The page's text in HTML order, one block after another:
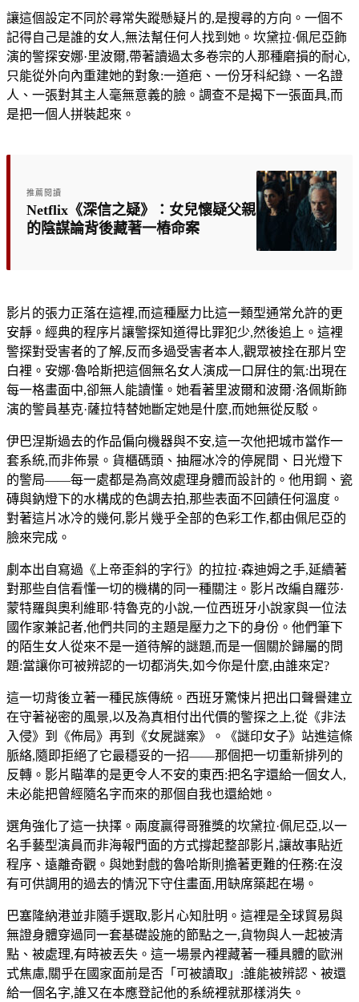
讓這個設定不同於尋常失蹤懸疑片的,是搜尋的方向。一個不
記得自己是誰的女人,無法幫任何人找到她。坎黛拉·佩尼亞飾
演的警探安娜·里波爾,帶著讀過太多卷宗的人那種磨損的耐心,
只能從外向內重建她的對象:一道疤、一份牙科紀錄、一名證
人、一張對其主人毫無意義的臉。調查不是揭下一張面具,而
是把一個人拼裝起來。
推薦閱讀
Netflix《深信之疑》：女兒懷疑父親
的陰謀論背後藏著一樁命案
影片的張力正落在這裡,而這種壓力比這一類型通常允許的更
安靜。經典的程序片讓警探知道得比罪犯少,然後追上。這裡
警探對受害者的了解,反而多過受害者本人,觀眾被拴在那片空
白裡。安娜·魯哈斯把這個無名女人演成一口屏住的氣:出現在
每一格畫面中,卻無人能讀懂。她看著里波爾和波爾·洛佩斯飾
演的警員基克·薩拉特替她斷定她是什麼,而她無從反駁。
伊巴涅斯過去的作品偏向機器與不安,這一次他把城市當作一
套系統,而非佈景。貨櫃碼頭、抽屜冰冷的停屍間、日光燈下
的警局——每一處都是為高效處理身體而設計的。他用鋼、瓷
磚與鈉燈下的水構成的色調去拍,那些表面不回饋任何溫度。
對著這片冰冷的幾何,影片幾乎全部的色彩工作,都由佩尼亞的
臉來完成。
劇本出自寫過《上帝歪斜的字行》的拉拉·森迪姆之手,延續著
對那些自信看懂一切的機構的同一種關注。影片改編自羅莎·
蒙特羅與奧利維耶·特魯克的小說,一位西班牙小說家與一位法
國作家兼記者,他們共同的主題是壓力之下的身份。他們筆下
的陌生女人從來不是一道待解的謎題,而是一個關於歸屬的問
題:當讓你可被辨認的一切都消失,如今你是什麼,由誰來定?
這一切背後立著一種民族傳統。西班牙驚悚片把出口聲譽建立
在守著祕密的風景,以及為真相付出代價的警探之上,從《非法
入侵》到《佈局》再到《女屍謎案》。《謎印女子》站進這條
脈絡,隨即拒絕了它最穩妥的一招——那個把一切重新排列的
反轉。影片瞄準的是更令人不安的東西:把名字還給一個女人,
未必能把曾經隨名字而來的那個自我也還給她。
選角強化了這一抉擇。兩度贏得哥雅獎的坎黛拉·佩尼亞,以一
名手藝型演員而非海報門面的方式撐起整部影片,讓故事貼近
程序、遠離奇觀。與她對戲的魯哈斯則擔著更難的任務:在沒
有可供調用的過去的情況下守住畫面,用缺席築起在場。
巴塞隆納港並非隨手選取,影片心知肚明。這裡是全球貿易與
無證身體穿過同一套基礎設施的節點之一,貨物與人一起被清
點、被處理,有時被丟失。這一場景內裡藏著一種具體的歐洲
式焦慮,關乎在國家面前是否「可被讀取」:誰能被辨認、被還
給一個名字,誰又在本應登記他的系統裡就那樣消失。